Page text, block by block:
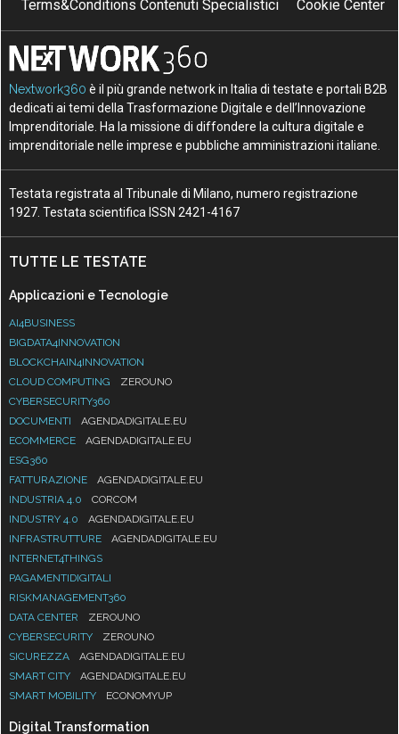
Terms&Conditions Contenuti Specialistici
Cookie Center
Nextwork360 è il più grande network in Italia di testate e portali B2B
dedicati ai temi della Trasformazione Digitale e dell’Innovazione
Imprenditoriale. Ha la missione di diffondere la cultura digitale e
imprenditoriale nelle imprese e pubbliche amministrazioni italiane.
Testata registrata al Tribunale di Milano, numero registrazione
1927. Testata scientifica ISSN 2421-4167
TUTTE LE TESTATE
Applicazioni e Tecnologie
AI4BUSINESS
BIGDATA4INNOVATION
BLOCKCHAIN4INNOVATION
CLOUD COMPUTING
ZEROUNO
CYBERSECURITY360
DOCUMENTI
AGENDADIGITALE.EU
ECOMMERCE
AGENDADIGITALE.EU
ESG360
FATTURAZIONE
AGENDADIGITALE.EU
INDUSTRIA 4.0
CORCOM
INDUSTRY 4.0
AGENDADIGITALE.EU
INFRASTRUTTURE
AGENDADIGITALE.EU
INTERNET4THINGS
PAGAMENTIDIGITALI
RISKMANAGEMENT360
DATA CENTER
ZEROUNO
CYBERSECURITY
ZEROUNO
SICUREZZA
AGENDADIGITALE.EU
SMART CITY
AGENDADIGITALE.EU
SMART MOBILITY
ECONOMYUP
Digital Transformation